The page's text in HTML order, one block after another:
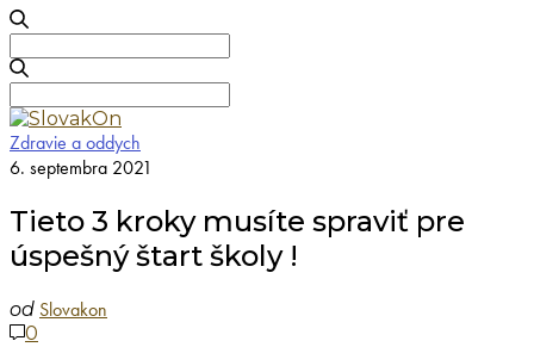
for:
for:
Zdravie a oddych
6. septembra 2021
Tieto 3 kroky musíte spraviť pre
úspešný štart školy !
od Slovakon
0